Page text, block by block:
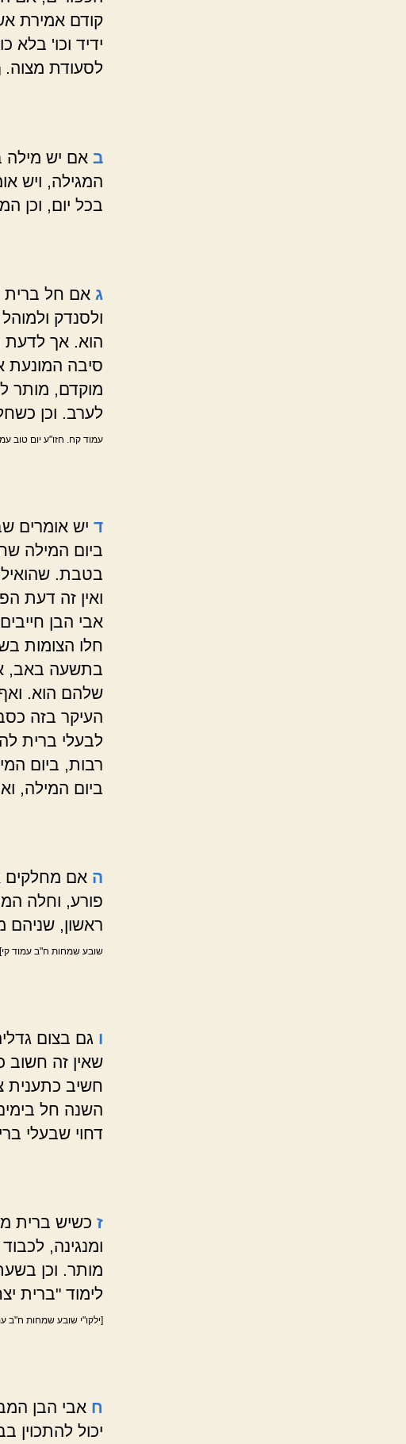
קודם אמירת
ידיד וכו' בלא
לסעודת מצוה.
ב אם יש מילה
המגילה, ויש
בכל יום, וכן
ג אם חל ברית
ולסנדק
הוא. אך לדעת
סיבה המונעת
מוקדם, מותר
לערב. וכן
עמוד קח. חזו"ע יום טוב
ד יש אומרים
ביום המילה
בטבת. שהואיל
ואין זה דעת
אבי הבן
חלו הצומות
בתשעה באב,
שלהם הוא.
העיקר בזה
לבעלי ברית
רבות, ביום
ביום המילה,
ה אם מחלקים
פורע, וחלה
ראשון, שניהם
שובע שמחות ח"ב עמוד קי]
ו גם בצום
שאין זה חשוב
חשיב כתענית
השנה חל
דחוי שבעלי
ז כשיש ברית
ומנגינה,
מותר. וכן
לימוד "ברית
[ילקו"י שובע שמחות ח"ב
ח אבי הבן
יכול להתכוין